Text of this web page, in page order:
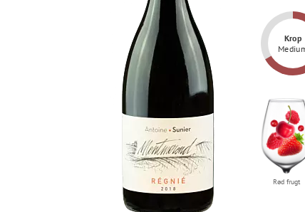
Krop
Rød frugt